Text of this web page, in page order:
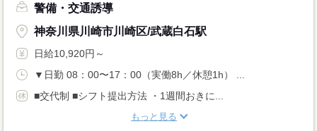
警備・交通誘導
神奈川県川崎市川崎区/武蔵白石駅
日給10,920円～
▼日勤 08：00〜17：00（実働8h／休憩1h） ...
■交代制 ■シフト提出方法 ・1週間おきに...
もっと見る